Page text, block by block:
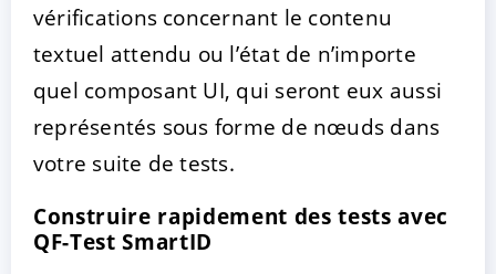
vérifications concernant le contenu
textuel attendu ou l’état de n’importe
quel composant UI, qui seront eux aussi
représentés sous forme de nœuds dans
votre suite de tests.
Construire rapidement des tests avec
QF-Test SmartID